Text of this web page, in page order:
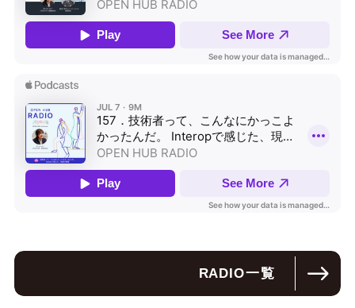
RADIO一覧